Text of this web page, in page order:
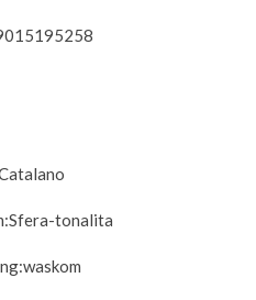
-tonalita
waskom